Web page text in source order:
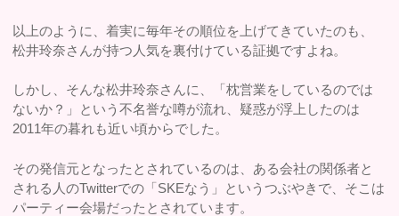
以上のように、着実に毎年その順位を上げてきていたのも、
松井玲奈さんが持つ人気を裏付けている証拠ですよね。
しかし、そんな松井玲奈さんに、「枕営業をしているのでは
ないか？」という不名誉な噂が流れ、疑惑が浮上したのは
2011年の暮れも近い頃からでした。
その発信元となったとされているのは、ある会社の関係者と
される人のTwitterでの「SKEなう」というつぶやきで、そこは
パーティー会場だったとされています。